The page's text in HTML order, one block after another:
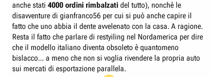
anche stati 4000 ordini rimbalzati del tutto), nonchè le
disavventure di gianfranco56 per cui si può anche capire il
fatto che uno abbia il dente avvelenato con la casa. A ragione.
Resta il fatto che parlare di restyiling nel Nordamerica per dire
che il modello italiano diventa obsoleto è quantomeno
bislacco... a meno che non si voglia rivendere la propria auto
sui mercati di esportazione parallela.